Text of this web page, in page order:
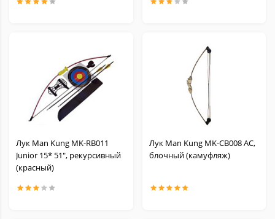
Лук Man Kung MK-RB011
Junior 15* 51", рекурсивный
(красный)
Лук Man Kung MK-CB008 AC,
блочный (камуфляж)